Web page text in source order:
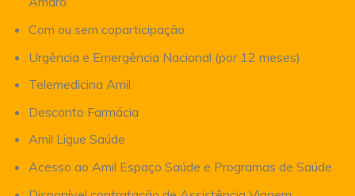
Com ou sem coparticipação
Urgência e Emergência Nacional (por 12 meses)
Telemedicina Amil
Desconto Farmácia
Amil Ligue Saúde
Acesso ao Amil Espaço Saúde e Programas de Saúde